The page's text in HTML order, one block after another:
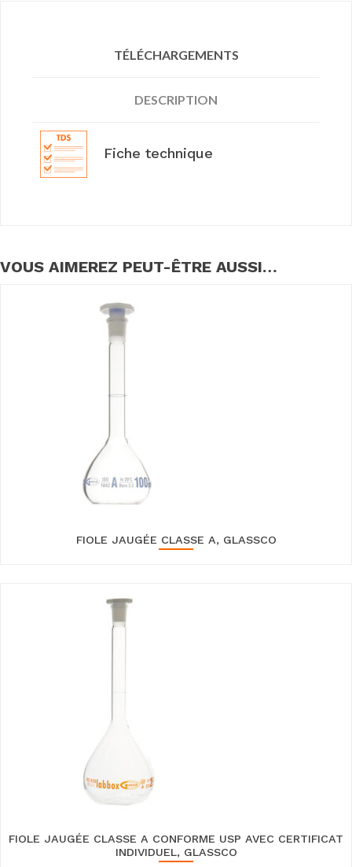
TÉLÉCHARGEMENTS
DESCRIPTION
Fiche technique
VOUS AIMEREZ PEUT-ÊTRE AUSSI…
FIOLE JAUGÉE CLASSE A, GLASSCO
FIOLE JAUGÉE CLASSE A CONFORME USP AVEC CERTIFICAT
INDIVIDUEL, GLASSCO